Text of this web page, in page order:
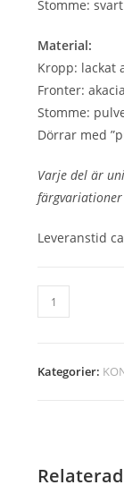
Stomme: svart
Material:
Kropp: lackat
Fronter:
Stomme:
Dörrar med
Varje del är
Leveranstid
Sideboard
Mountain
Kategorier: